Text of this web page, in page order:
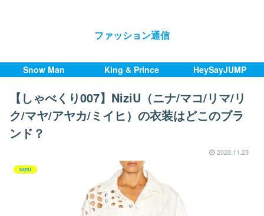
ファッション通信
Snow Man King & Prince HeySayJUMP
【しゃべくり007】NiziU（ニナ/マコ/リマ/リ
ク/マヤ/アヤカ/ミイヒ）の衣装はどこのブラ
ンド？
2020.11.23
NiziU